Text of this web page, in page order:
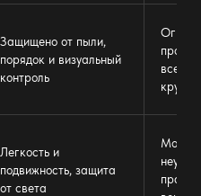
Защищено от пыли,
порядок и визуальный
контроль
Легкость и
подвижность, защита
от света
Может